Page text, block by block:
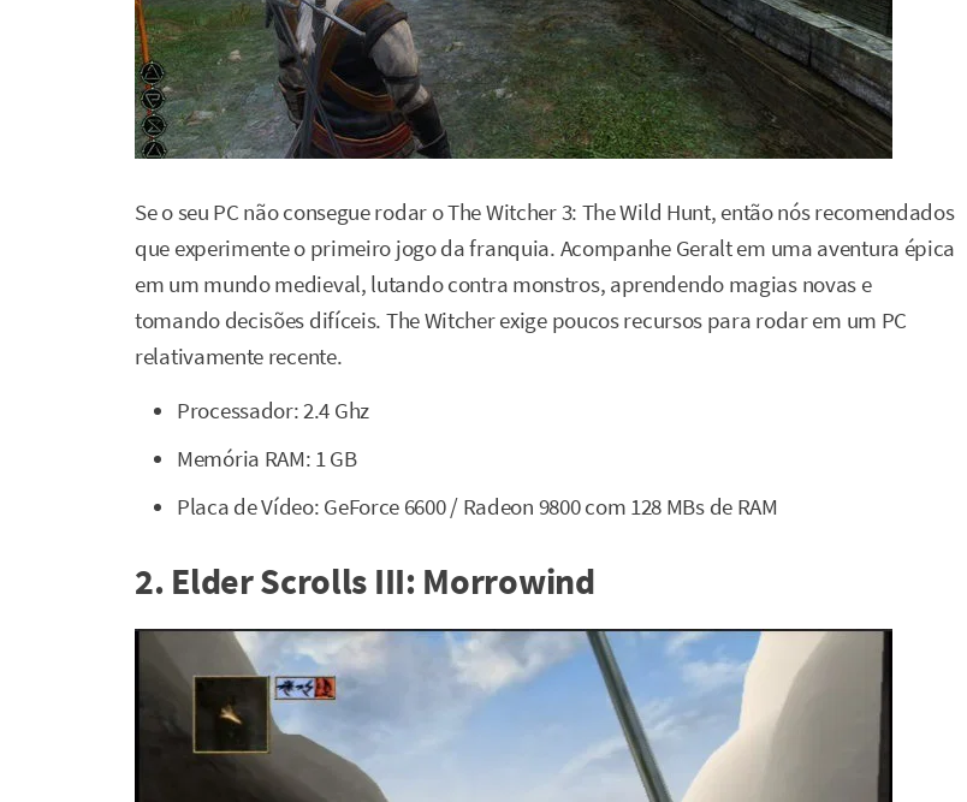
Se o seu PC não consegue rodar o The Witcher 3: The Wild Hunt, então nós recomendados
que experimente o primeiro jogo da franquia. Acompanhe Geralt em uma aventura épica
em um mundo medieval, lutando contra monstros, aprendendo magias novas e
tomando decisões difíceis. The Witcher exige poucos recursos para rodar em um PC
relativamente recente.
Processador: 2.4 Ghz
Memória RAM: 1 GB
Placa de Vídeo: GeForce 6600 / Radeon 9800 com 128 MBs de RAM
2. Elder Scrolls III: Morrowind